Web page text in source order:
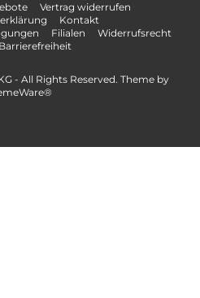
Vertrag widerrufen
Kontakt
Filialen
Widerrufsrecht
Barrierefreiheit
- All Rights Reserved. Theme by